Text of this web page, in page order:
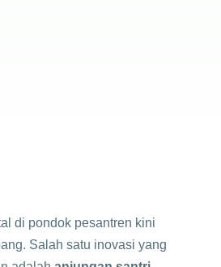
di pondok pesantren kini
Salah satu inovasi yang